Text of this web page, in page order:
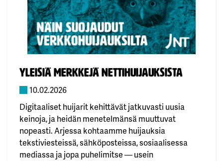
Yleisiä merkkejä nettihuijauksista
Julkaistu:
10.02.2026
Digitaaliset huijarit kehittävät jatkuvasti uusia
keinoja, ja heidän menetelmänsä muuttuvat
nopeasti. Arjessa kohtaamme huijauksia
tekstiviesteissä, sähköposteissa, sosiaalisessa
mediassa ja jopa puhelimitse — usein